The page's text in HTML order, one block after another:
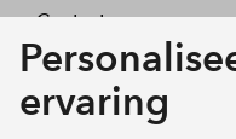
Contact
Mijn profiel